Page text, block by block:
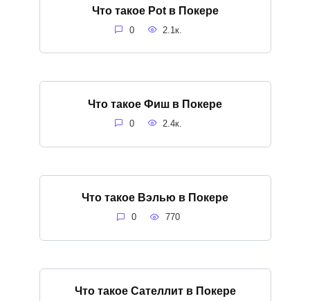
Что такое Pot в Покере
0 2.1к.
Что такое Фиш в Покере
0 2.4к.
Что такое Вэлью в Покере
0 770
Что такое Сателлит в Покере